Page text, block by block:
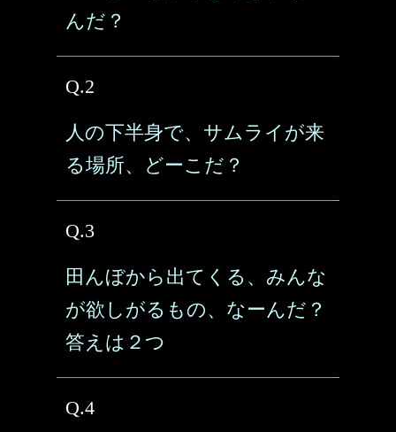
んだ？
Q.2
人の下半身で、サムライが来
る場所、どーこだ？
Q.3
田んぼから出てくる、みんな
が欲しがるもの、なーんだ？
答えは２つ
Q.4